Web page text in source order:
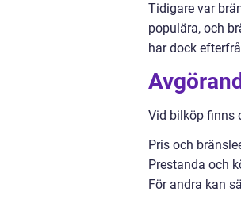
Tidigare var
populära, och
har dock
Vid bilköp finns
Pris och
Prestanda och
För andra kan